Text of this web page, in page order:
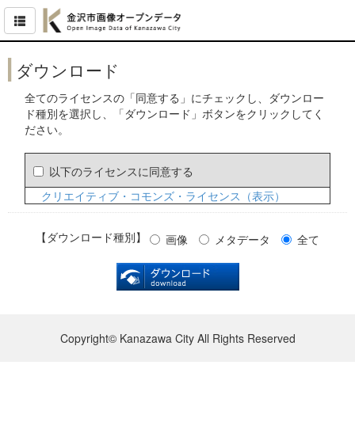
ダウンロード
全てのライセンスの「同意する」にチェックし、ダウンロー
ド種別を選択し、「ダウンロード」ボタンをクリックしてく
ださい。
以下のライセンスに同意する
クリエイティブ・コモンズ・ライセンス（表示）
【ダウンロード種別】 画像 メタデータ 全て
Copyright© Kanazawa City All Rights Reserved